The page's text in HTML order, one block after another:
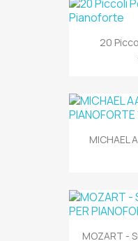
20
MICHAEL
MOZART -